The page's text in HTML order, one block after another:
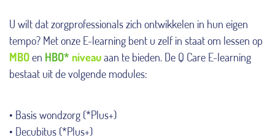
U wilt dat zorgprofessionals zich ontwikkelen in hun eigen
tempo? Met onze E-learning bent u zelf in staat om lessen op
MBOen HBO* niveauaan te bieden. De Q Care E-learning
bestaat uit de volgende modules:
• Basis wondzorg (*Plus+)
• Decubitus (*Plus+)